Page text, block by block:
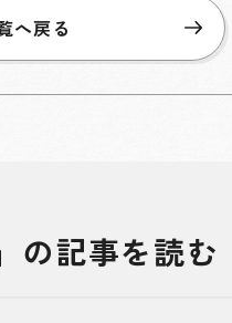
へ戻る
の記事を読む